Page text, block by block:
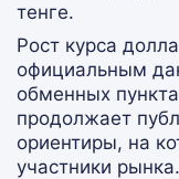
тенге.
Рост курса
официальным
обменных
продолжает
ориентиры, на
участники рынка.